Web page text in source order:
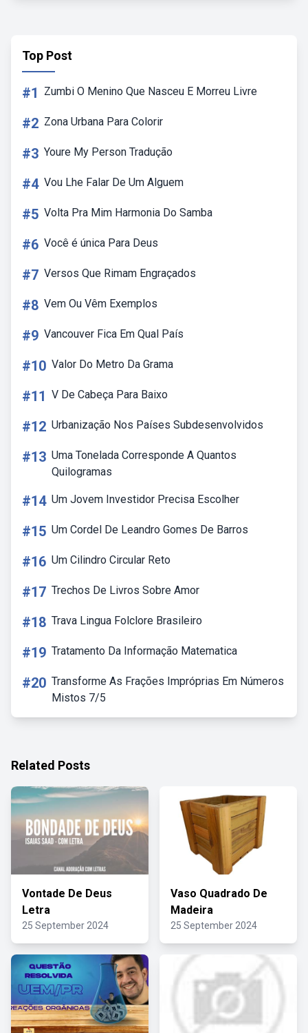
Top Post
#1 Zumbi O Menino Que Nasceu E Morreu Livre
#2 Zona Urbana Para Colorir
#3 Youre My Person Tradução
#4 Vou Lhe Falar De Um Alguem
#5 Volta Pra Mim Harmonia Do Samba
#6 Você é única Para Deus
#7 Versos Que Rimam Engraçados
#8 Vem Ou Vêm Exemplos
#9 Vancouver Fica Em Qual País
#10 Valor Do Metro Da Grama
#11 V De Cabeça Para Baixo
#12 Urbanização Nos Países Subdesenvolvidos
#13 Uma Tonelada Corresponde A Quantos
Quilogramas
#14 Um Jovem Investidor Precisa Escolher
#15 Um Cordel De Leandro Gomes De Barros
#16 Um Cilindro Circular Reto
#17 Trechos De Livros Sobre Amor
#18 Trava Lingua Folclore Brasileiro
#19 Tratamento Da Informação Matematica
#20 Transforme As Frações Impróprias Em Números
Mistos 7/5
Related Posts
Vontade De Deus
Letra
25 September 2024
Vaso Quadrado De
Madeira
25 September 2024